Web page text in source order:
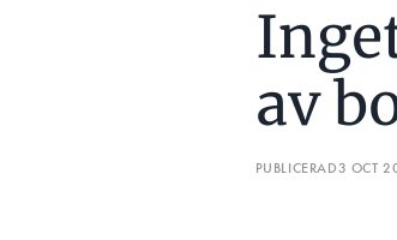
Hantera
av
PUBLICERAD3 OCT